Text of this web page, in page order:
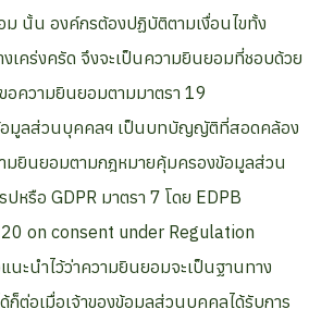
ม นั้น องค์กรต้องปฏิบัติตามเงื่อนไขทั้ง
งเคร่งครัด จึงจะเป็นความยินยอมที่ชอบด้วย
อความยินยอมตามมาตรา 19
อมูลส่วนบุคคลฯ เป็นบทบัญญัติที่สอดคล้อง
มยินยอมตามกฎหมายคุ้มครองข้อมูลส่วน
หรือ GDPR มาตรา 7 โดย EDPB
on consent under Regulation
ะนำไว้ว่าความยินยอมจะเป็นฐานทาง
ก็ต่อเมื่อเจ้าของข้อมูลส่วนบุคคลได้รับการ